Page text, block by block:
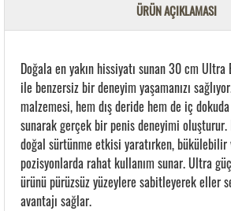
ÜRÜN AÇIKLAMASI
Doğala en yakın hissiyatı sunan 30 cm
ile benzersiz bir deneyim yaşamanızı
malzemesi, hem dış deride hem de iç
sunarak gerçek bir penis deneyimi
doğal sürtünme etkisi yaratırken, bükülebilir
pozisyonlarda rahat kullanım sunar. Ultra
ürünü pürüzsüz yüzeylere sabitleyerek eller
avantajı sağlar.